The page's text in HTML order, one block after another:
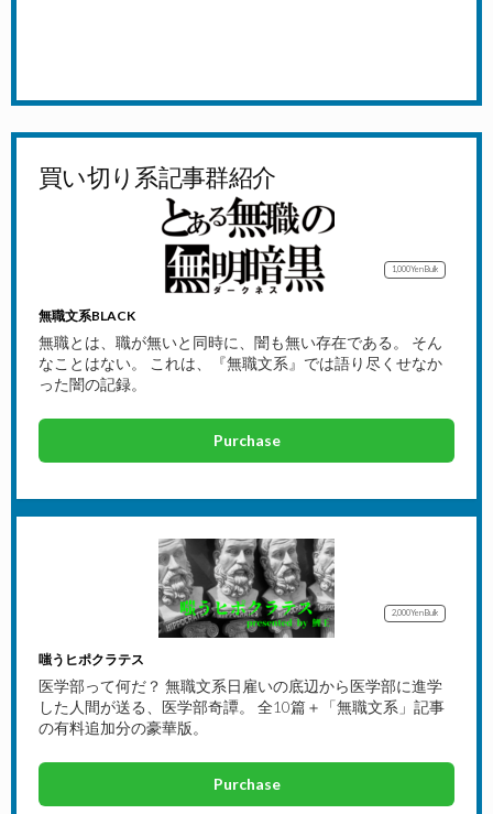
買い切り系記事群紹介
1,000YenBulk
無職文系BLACK
無職とは、職が無いと同時に、闇も無い存在である。 そん
なことはない。 これは、『無職文系』では語り尽くせなか
った闇の記録。
Purchase
2,000YenBulk
嗤うヒポクラテス
医学部って何だ？ 無職文系日雇いの底辺から医学部に進学
した人間が送る、医学部奇譚。 全10篇＋「無職文系」記事
の有料追加分の豪華版。
Purchase